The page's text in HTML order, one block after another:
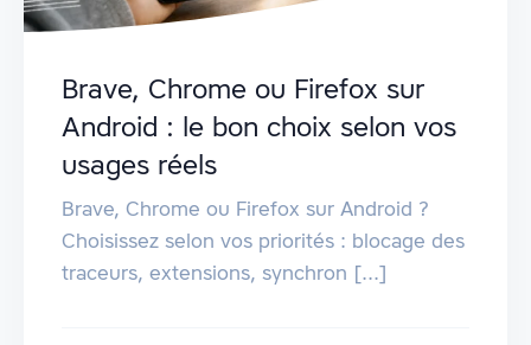
Brave, Chrome ou Firefox sur
Android : le bon choix selon vos
usages réels
Brave, Chrome ou Firefox sur Android ?
Choisissez selon vos priorités : blocage des
traceurs, extensions, synchron [...]